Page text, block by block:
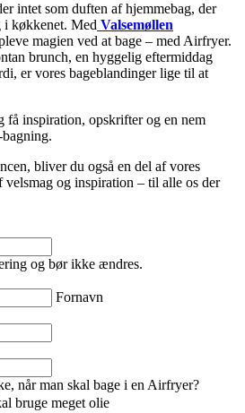
intet som duften af hjemmebag, der
i køkkenet. Med Valsemøllen
magien ved at bage – med Airfryer.
brunch, en hyggelig eftermiddag
er vores bageblandinger lige til at
få inspiration, opskrifter og en nem
bliver du også en del af vores
velsmag og inspiration – til alle os der
og bør ikke ændres.
Fornavn
når man skal bage i en Airfryer?
bruge meget olie